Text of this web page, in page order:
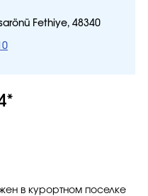
Fethiye, 48340
в курортном поселке